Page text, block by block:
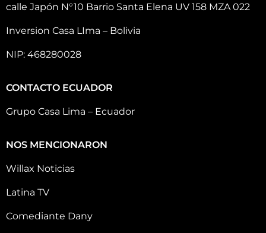
calle Japón N°10 Barrio Santa Elena UV 158 MZA 022
Inversion Casa LIma – Bolivia
NIP: 468280028
CONTACTO ECUADOR
Grupo Casa Lima – Ecuador
NOS MENCIONARON
Willax Noticias
Latina TV
Comediante Dany